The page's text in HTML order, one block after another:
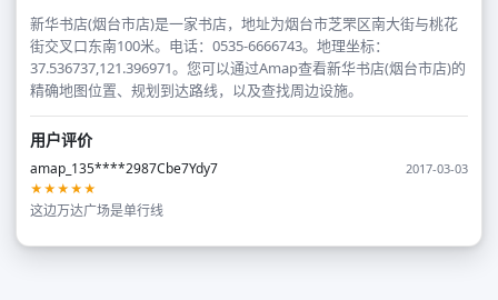
新华书店(烟台市店)是一家书店，地址为烟台市芝罘区南大街与桃花
街交叉口东南100米。电话：0535-6666743。地理坐标：
37.536737,121.396971。您可以通过Amap查看新华书店(烟台市店)的
精确地图位置、规划到达路线，以及查找周边设施。
用户评价
amap_135****2987Cbe7Ydy7
2017-03-03
★★★★★
这边万达广场是单行线